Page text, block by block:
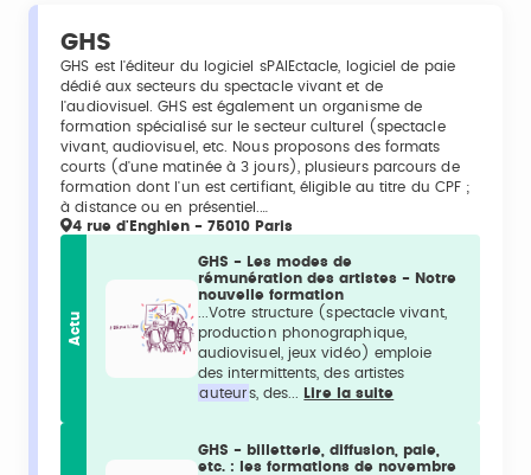
GHS
GHS est l'éditeur du logiciel sPAIEctacle, logiciel de paie
dédié aux secteurs du spectacle vivant et de
l'audiovisuel. GHS est également un organisme de
formation spécialisé sur le secteur culturel (spectacle
vivant, audiovisuel, etc. Nous proposons des formats
courts (d'une matinée à 3 jours), plusieurs parcours de
formation dont l'un est certifiant, éligible au titre du CPF ;
à distance ou en présentiel.…
4 rue d'Enghien - 75010 Paris
Actu
GHS - Les modes de
rémunération des artistes - Notre
nouvelle formation
...Votre structure (spectacle vivant,
production phonographique,
audiovisuel, jeux vidéo) emploie
des intermittents, des artistes
auteurs, des... Lire la suite
GHS - billetterie, diffusion, paie,
etc. : les formations de novembre